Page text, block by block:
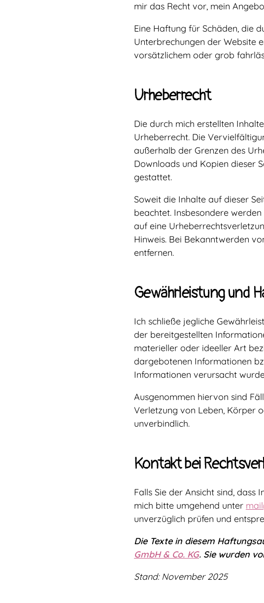
mir das Recht vor, mein
Eine Haftung für Schäden, die
Unterbrechungen der Website
vorsätzlichem oder grob
Urheberrecht
Die durch mich erstellten
Urheberrecht. Die
außerhalb der Grenzen des
Downloads und Kopien dieser
gestattet.
Soweit die Inhalte auf dieser
beachtet. Insbesondere
auf eine
Hinweis. Bei Bekanntwerden
entfernen.
Gewährleistung und
Ich schließe jegliche
der bereitgestellten
materieller oder ideeller Art
dargebotenen Informationen
Informationen verursacht
Ausgenommen hiervon sind
Verletzung von Leben, Körper
unverbindlich.
Kontakt bei
Falls Sie der Ansicht sind, dass
mich bitte umgehend unter
unverzüglich prüfen und
Die Texte in diesem
GmbH & Co. KG. Sie wurden
Stand: November 2025